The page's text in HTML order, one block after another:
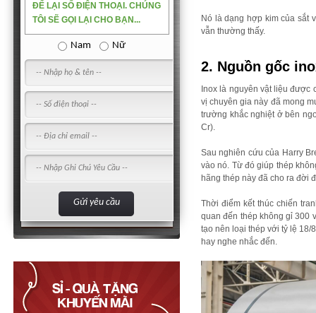
ĐỂ LẠI SỐ ĐIỆN THOẠI. CHÚNG
TÔI SẼ GỌI LẠI CHO BẠN...
Nam Nữ
Nó là dạng hợp kim của sắt
vẫn thường thấy.
2. Nguồn gốc
Inox là nguyên vật liệu được
vị chuyên gia này đã mong
trường khắc nghiệt ở bên
Cr).
Sau nghiên cứu của Harry
vào nó. Từ đó giúp thép
hãng thép này đã cho ra đời
Thời điểm kết thúc chiến
quan đến thép không gỉ 300
tạo nên loại thép với tỷ lệ 18/
hay nghe nhắc đến.